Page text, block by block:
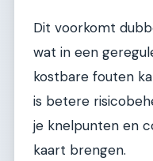
Dit voorkomt
wat in een
kostbare fouten
is betere
je knelpunten en
kaart brengen.